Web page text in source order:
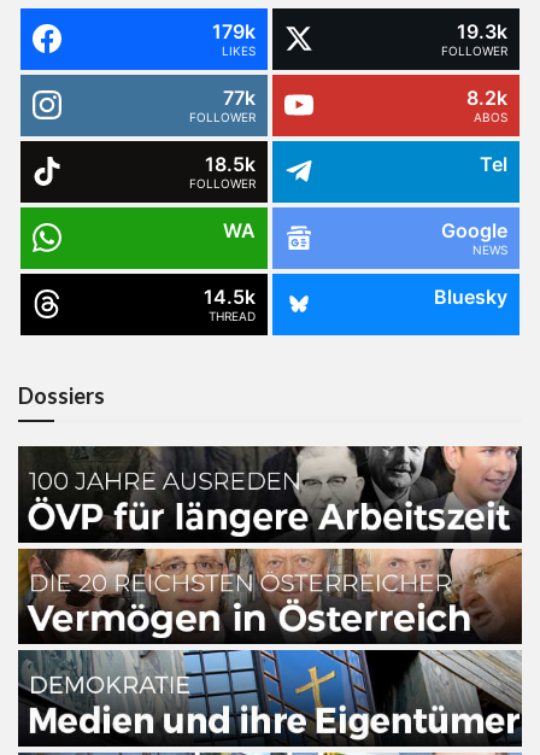
179k
LIKES
19.3k
FOLLOWER
77k
FOLLOWER
8.2k
ABOS
18.5k
FOLLOWER
Tel
WA Google
NEWS
14.5k
THREAD
Bluesky
Dossiers